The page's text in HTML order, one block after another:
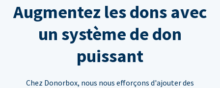
Augmentez les dons avec
un système de don
puissant
Chez Donorbox, nous nous efforçons d'ajouter des